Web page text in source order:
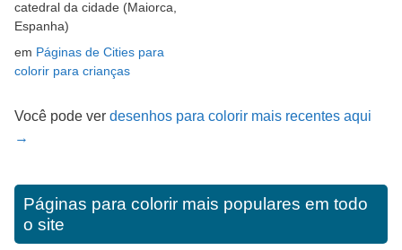
catedral da cidade (Maiorca,
Espanha)
em Páginas de Cities para
colorir para crianças
Você pode ver desenhos para colorir mais recentes aqui
→
Páginas para colorir mais populares em todo
o site